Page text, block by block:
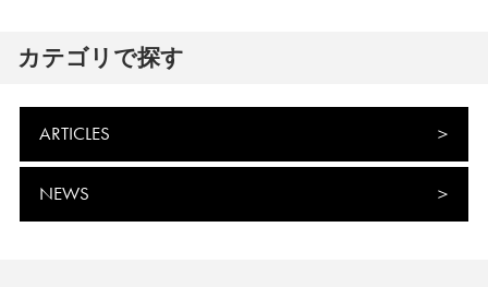
カテゴリで探す
ARTICLES
NEWS